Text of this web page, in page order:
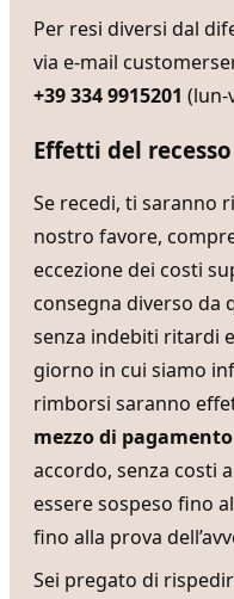
Per resi diversi dal
via e-mail
+39 334 9915201 (lun-
Effetti del recesso
Se recedi, ti saranno
nostro favore,
eccezione dei costi
consegna diverso da
senza indebiti ritardi
giorno in cui siamo
rimborsi saranno
mezzo di pagamento
accordo, senza costi
essere sospeso fino
fino alla prova
Sei pregato di